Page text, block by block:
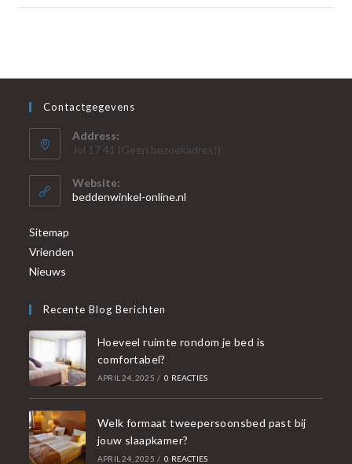
Contactgegevens
Address:
Jol 17 41 (Geen bezoekadres!)
Website:
beddenwinkel-online.nl
Sitemap
Vrienden
Nieuws
Recente Blog Berichten
Hoeveel ruimte rondom je bed is
comfortabel?
APRIL 24, 2025 / 0 REACTIES
Welk formaat tweepersoonsbed past bij
jouw slaapkamer?
APRIL 24, 2025 / 0 REACTIES